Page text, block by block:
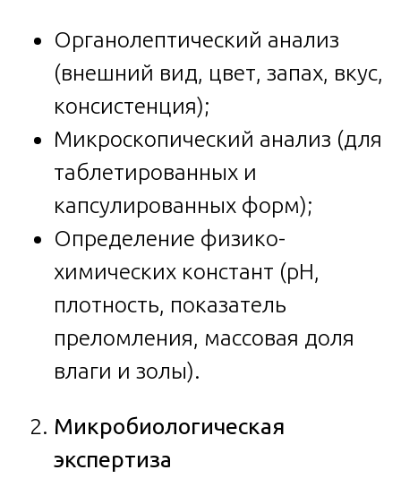
Органолептический анализ
(внешний вид, цвет, запах, вкус,
консистенция);
Микроскопический анализ (для
таблетированных и
капсулированных форм);
Определение физико-
химических констант (pH,
плотность, показатель
преломления, массовая доля
влаги и золы).
Микробиологическая
экспертиза